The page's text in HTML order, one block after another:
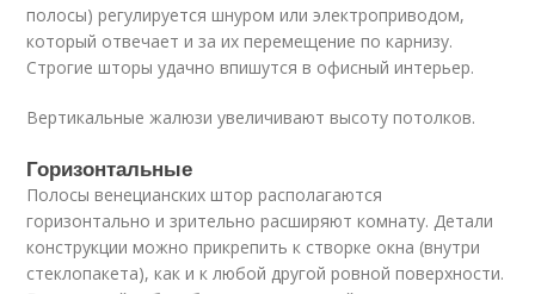
полосы) регулируется шнуром или электроприводом,
который отвечает и за их перемещение по карнизу.
Строгие шторы удачно впишутся в офисный интерьер.
Вертикальные жалюзи увеличивают высоту потолков.
Горизонтальные
Полосы венецианских штор располагаются
горизонтально и зрительно расширяют комнату. Детали
конструкции можно прикрепить к створке окна (внутри
стеклопакета), как и к любой другой ровной поверхности.